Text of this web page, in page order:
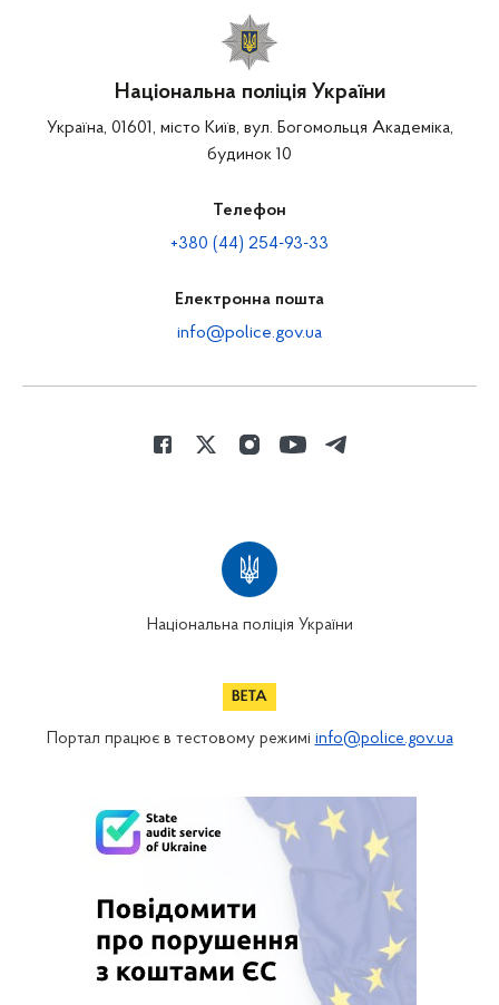
Національна поліція України
Україна, 01601, місто Київ, вул. Богомольця Академіка,
будинок 10
Телефон
+380 (44) 254-93-33
Електронна пошта
info@police.gov.ua
Національна поліція України
Портал працює в тестовому режимі info@police.gov.ua